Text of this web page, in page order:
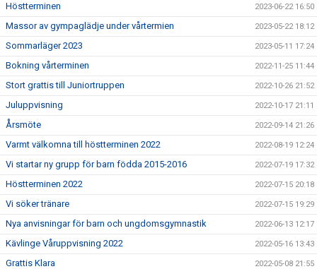
Höstterminen 2023-06-22 16:50
Massor av gympaglädje under vårtermien 2023-05-22 18:12
Sommarläger 2023 2023-05-11 17:24
Bokning vårterminen 2022-11-25 11:44
Stort grattis till Juniortruppen 2022-10-26 21:52
Juluppvisning 2022-10-17 21:11
Årsmöte 2022-09-14 21:26
Varmt välkomna till höstterminen 2022 2022-08-19 12:24
Vi startar ny grupp för barn födda 2015-2016 2022-07-19 17:32
Höstterminen 2022 2022-07-15 20:18
Vi söker tränare 2022-07-15 19:29
Nya anvisningar för barn och ungdomsgymnastik 2022-06-13 12:17
Kävlinge Våruppvisning 2022 2022-05-16 13:43
Grattis Klara 2022-05-08 21:55